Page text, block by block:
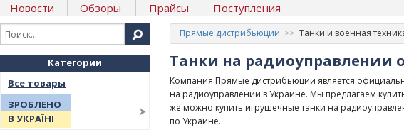
Новости Обзоры Прайсы Поступления
Категории
Все товары
ЗРОБЛЕНО
В УКРАЇНІ
Прямые дистрибьюции Танки и военная
Танки на радиоуправлении
Компания Прямые дистрибьюции является
на радиоуправлении в Украине. Мы предлагаем
же можно купить игрушечные танки на
по Украине.